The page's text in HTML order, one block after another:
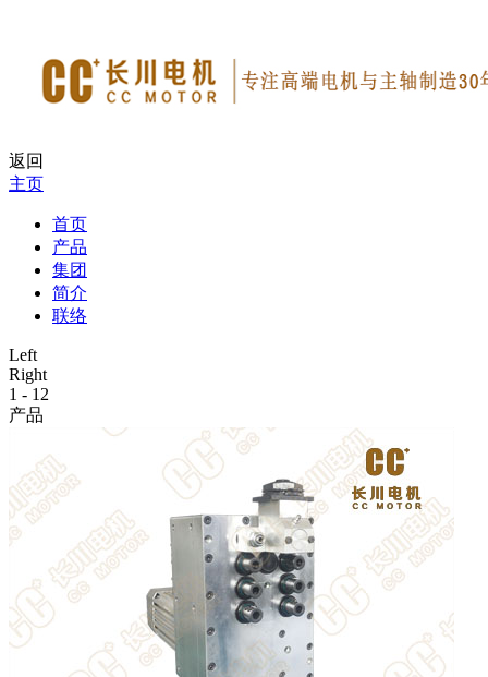
返回
主页
首页
产品
集团
简介
联络
Left
Right
1 - 12
产品